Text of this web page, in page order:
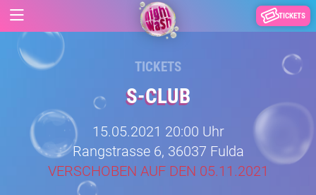
TICKETS
TICKETS
S-CLUB
15.05.2021 20:00 Uhr
Rangstrasse 6, 36037 Fulda
VERSCHOBEN AUF DEN 05.11.2021